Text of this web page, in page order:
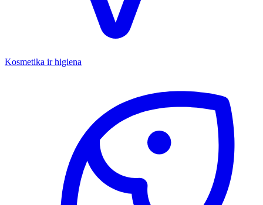
Kosmetika ir higiena